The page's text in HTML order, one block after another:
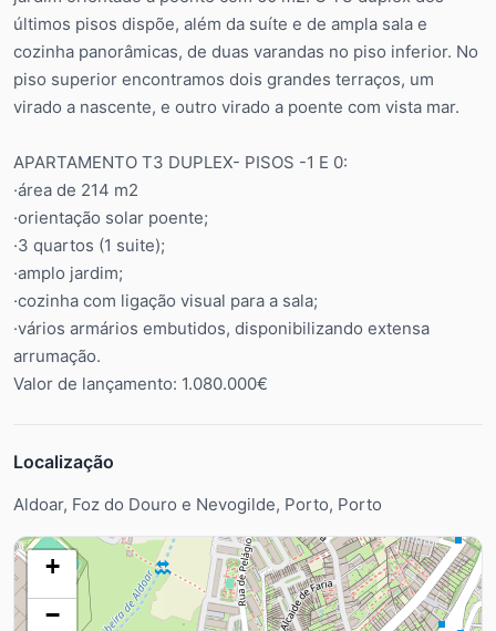
últimos pisos dispõe, além da suíte e de ampla sala e
cozinha panorâmicas, de duas varandas no piso inferior. No
piso superior encontramos dois grandes terraços, um
virado a nascente, e outro virado a poente com vista mar.
APARTAMENTO T3 DUPLEX- PISOS -1 E 0:
·área de 214 m2
·orientação solar poente;
·3 quartos (1 suite);
·amplo jardim;
·cozinha com ligação visual para a sala;
·vários armários embutidos, disponibilizando extensa
arrumação.
Valor de lançamento: 1.080.000€
Localização
Aldoar, Foz do Douro e Nevogilde, Porto, Porto
+
−